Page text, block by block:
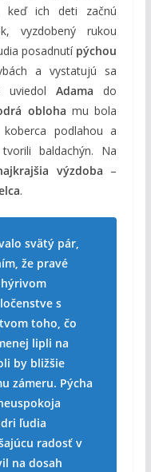
keď ich deti začnú
vyzdobený rukou
posadnutí pýchou
a vystatujú sa
uviedolAdama do
obloha mu bola
koberca podlahou a
tvorili baldachýn. Na
výzdoba –
.
svätý pár,
že pravé
s
toho, čo
lipli na
by bližšie
zámeru. Pýcha
ľudia
radosť v
na dosah